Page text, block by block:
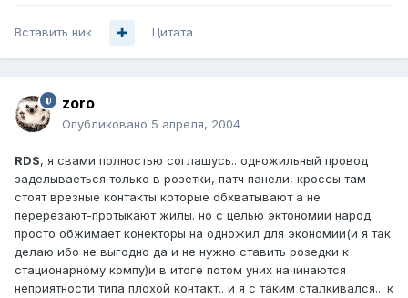
Вставить ник Цитата
zoro
Опубликовано 5 апреля, 2004
RDS, я свами полностью соглашусь.. одножильный провод
заделываеться только в розетки, патч панели, кроссы там
стоят врезные контакты которые обхватывают а не
перерезают-протыкают жилы. но с целью эктономии народ
просто обжимает конекторы на одножил для экономии(и я так
делаю ибо не выгодно да и не нужно ставить розедки к
стационарному компу)и в итоге потом уних начинаются
неприятности типа плохой контакт.. и я с таким сталкивался... к